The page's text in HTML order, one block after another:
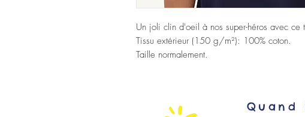
Un joli clin d'oeil à nos super-héros avec ce
Tissu extérieur (150 g/m²): 100% coton.
Taille normalement.
Quand